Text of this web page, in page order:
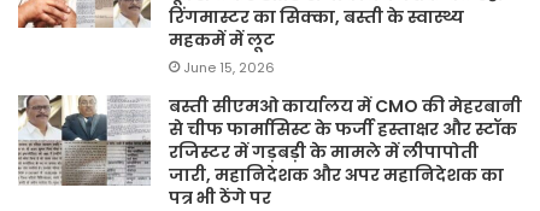
रिंगमास्टर का सिक्का, बस्ती के स्वास्थ्य
महकमें में लूट
June 15, 2026
बस्ती सीएमओ कार्यालय में CMO की मेहरबानी
से चीफ फार्मासिस्ट के फर्जी हस्ताक्षर और स्टॉक
रजिस्टर में गड़बड़ी के मामले में लीपापोती
जारी, महानिदेशक और अपर महानिदेशक का
पत्र भी ठेंगे पर